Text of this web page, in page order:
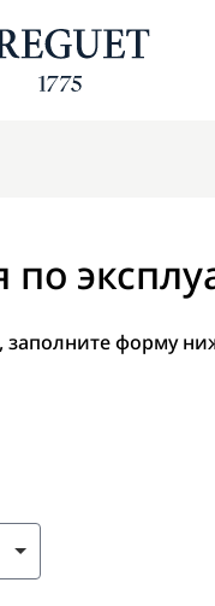
по
заполните форму